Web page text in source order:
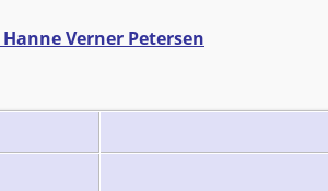
Verner Petersen